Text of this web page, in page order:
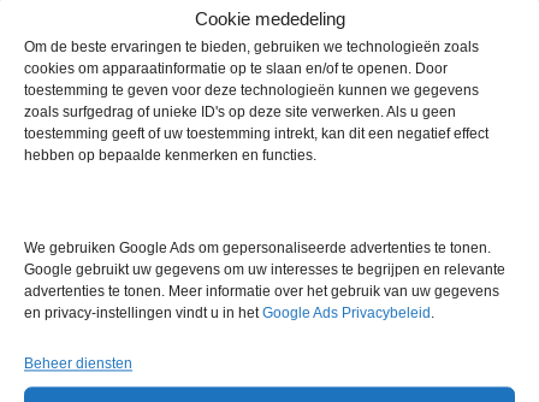
Cookie mededeling
Om de beste ervaringen te bieden, gebruiken we technologieën zoals
cookies om apparaatinformatie op te slaan en/of te openen. Door
toestemming te geven voor deze technologieën kunnen we gegevens
zoals surfgedrag of unieke ID's op deze site verwerken. Als u geen
toestemming geeft of uw toestemming intrekt, kan dit een negatief effect
hebben op bepaalde kenmerken en functies.
We gebruiken Google Ads om gepersonaliseerde advertenties te tonen.
Google gebruikt uw gegevens om uw interesses te begrijpen en relevante
advertenties te tonen. Meer informatie over het gebruik van uw gegevens
en privacy-instellingen vindt u in hetGoogle Ads Privacybeleid .
Beheer diensten
Gerelateerde producten
Via bemiddeling